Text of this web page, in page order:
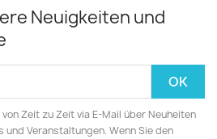
Neuigkeiten und
Zeit zu Zeit via E-Mail über Neuheiten
Veranstaltungen. Wenn Sie den